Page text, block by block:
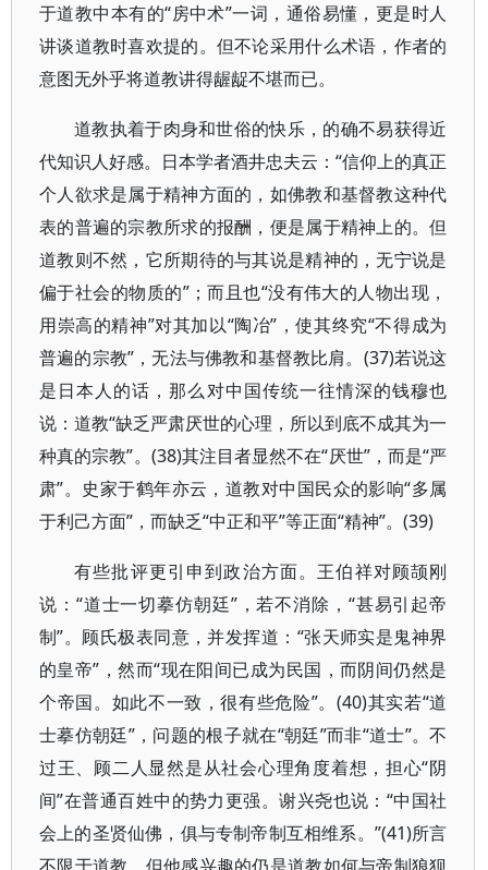
于道教中本有的“房中术”一词，通俗易懂，更是时人
讲谈道教时喜欢提的。但不论采用什么术语，作者的
意图无外乎将道教讲得龌龊不堪而已。
道教执着于肉身和世俗的快乐，的确不易获得近
代知识人好感。日本学者酒井忠夫云：“信仰上的真正
个人欲求是属于精神方面的，如佛教和基督教这种代
表的普遍的宗教所求的报酬，便是属于精神上的。但
道教则不然，它所期待的与其说是精神的，无宁说是
偏于社会的物质的”；而且也“没有伟大的人物出现，
用崇高的精神”对其加以“陶冶”，使其终究“不得成为
普遍的宗教”，无法与佛教和基督教比肩。(37)若说这
是日本人的话，那么对中国传统一往情深的钱穆也
说：道教“缺乏严肃厌世的心理，所以到底不成其为一
种真的宗教”。(38)其注目者显然不在“厌世”，而是“严
肃”。史家于鹤年亦云，道教对中国民众的影响“多属
于利己方面”，而缺乏“中正和平”等正面“精神”。(39)
有些批评更引申到政治方面。王伯祥对顾颉刚
说：“道士一切摹仿朝廷”，若不消除，“甚易引起帝
制”。顾氏极表同意，并发挥道：“张天师实是鬼神界
的皇帝”，然而“现在阳间已成为民国，而阴间仍然是
个帝国。如此不一致，很有些危险”。(40)其实若“道
士摹仿朝廷”，问题的根子就在“朝廷”而非“道士”。不
过王、顾二人显然是从社会心理角度着想，担心“阴
间”在普通百姓中的势力更强。谢兴尧也说：“中国社
会上的圣贤仙佛，俱与专制帝制互相维系。”(41)所言